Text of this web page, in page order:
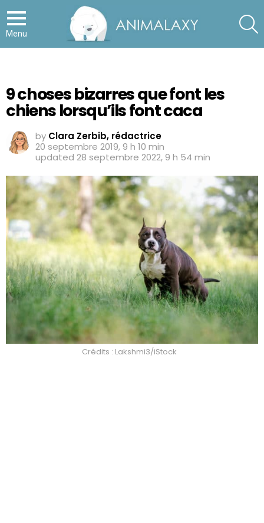
Menu
9 choses bizarres que font les
chiens lorsqu’ils font caca
by Clara Zerbib, rédactrice
20 septembre 2019, 9 h 10 min
updated 28 septembre 2022, 9 h 54 min
Crédits : Lakshmi3/iStock